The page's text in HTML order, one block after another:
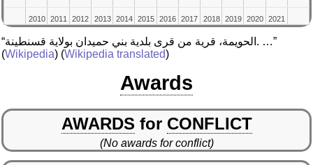
2010
2010 2012
2012 2014
2014 2016
2016 2018
2018 2020
2020
2011
2011 2013
2013 2015
2015 2017
2017 2019
2019 2021
2021
“الحويمة، قرية من قرى بلدية بني حميدان بولاية قسنطينة. …”
(Wikipedia) (Wikipedia translated)
Awards
AWARDS for CONFLICT
(No awards for conflict)